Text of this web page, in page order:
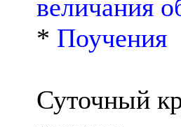
величания
* Поучения
Суточный